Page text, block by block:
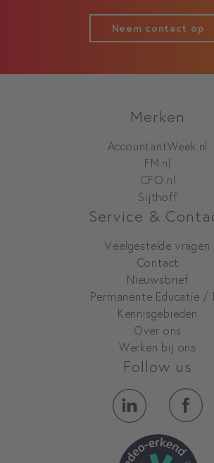
Neem contact op
Merken
AccountantWeek.nl
FM.nl
CFO.nl
Sijthoff
Service &
Veelgestelde vragen
Contact
Nieuwsbrief
Permanente Educatie /
Kennisgebieden
Over ons
Werken bij ons
Follow us